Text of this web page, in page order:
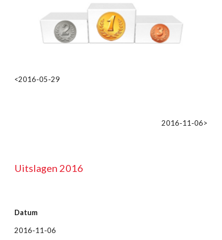
<2016-05-29
2016-11-06>
Uitslagen 2016
Datum
2016-11-06